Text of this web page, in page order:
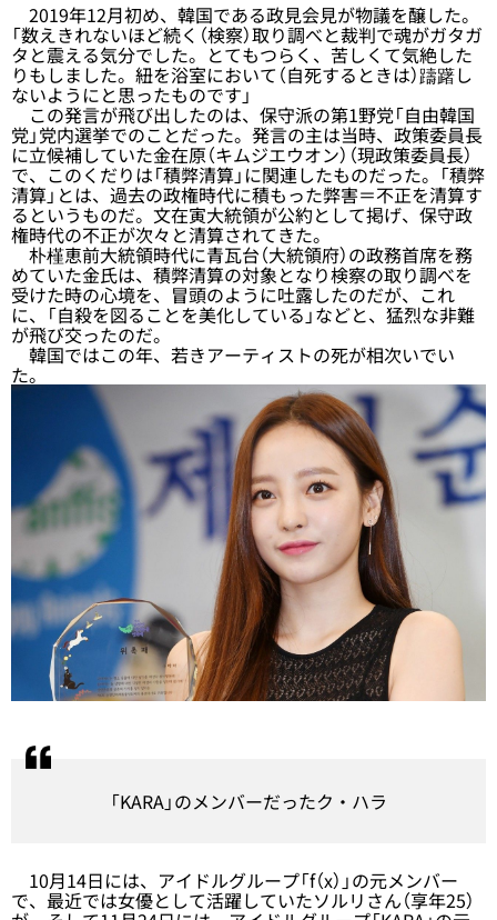
2019年12月初め、韓国である政見会見が物議を醸した。
「数えきれないほど続く（検察）取り調べと裁判で魂がガタガ
タと震える気分でした。とてもつらく、苦しくて気絶した
りもしました。紐を浴室において（自死するときは）躊躇し
ないようにと思ったものです」
この発言が飛び出したのは、保守派の第1野党「自由韓国
党」党内選挙でのことだった。発言の主は当時、政策委員長
に立候補していた金在原（キムジエウオン）（現政策委員長）
で、このくだりは「積弊清算」に関連したものだった。「積弊
清算」とは、過去の政権時代に積もった弊害＝不正を清算す
るというものだ。文在寅大統領が公約として掲げ、保守政
権時代の不正が次々と清算されてきた。
朴槿恵前大統領時代に青瓦台（大統領府）の政務首席を務
めていた金氏は、積弊清算の対象となり検察の取り調べを
受けた時の心境を、冒頭のように吐露したのだが、これ
に、「自殺を図ることを美化している」などと、猛烈な非難
が飛び交ったのだ。
韓国ではこの年、若きアーティストの死が相次いでい
た。
「KARA」のメンバーだったク・ハラ
10月14日には、アイドルグループ「f（x）」の元メンバー
で、最近では女優として活躍していたソルリさん（享年25）